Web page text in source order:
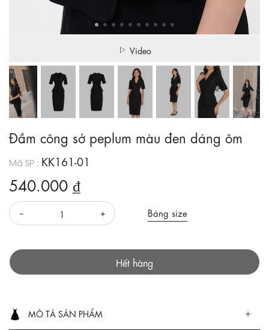
Video
Đầm công sở peplum màu đen dáng ôm
Mã SP : KK161-01
540.000 ₫
Bảng size
Hết hàng
MÔ TẢ SẢN PHẨM